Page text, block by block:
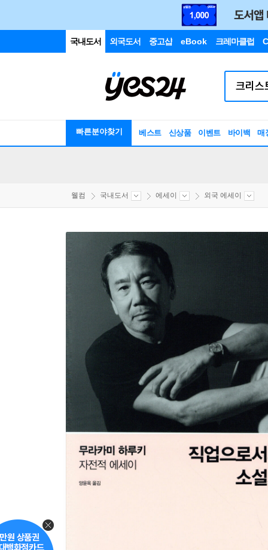
국내도서 외국도서 중고샵 eBook 크레마클럽
빠른분야찾기 베스트 신상품 이벤트 바이백 매
웰컴 국내도서 에세이 외국 에세이